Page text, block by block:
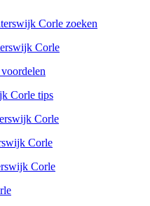
Corle zoeken
Corle
Corle tips
Corle
Corle
Corle